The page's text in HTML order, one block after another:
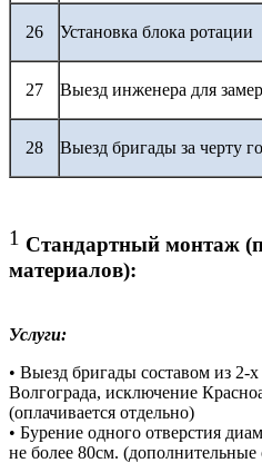
26 Установка блока ротации
27 Выезд инженера для
28 Выезд бригады за черту
1 Стандартный монтаж
материалов):
Услуги:
• Выезд бригады составом из 2-х
Волгограда, исключение
(оплачивается отдельно)
• Бурение одного отверстия
не более 80см. (дополнительные